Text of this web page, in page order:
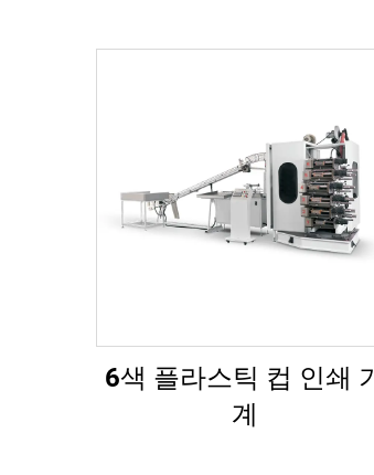
6색 플라스틱 컵 인쇄 기
계